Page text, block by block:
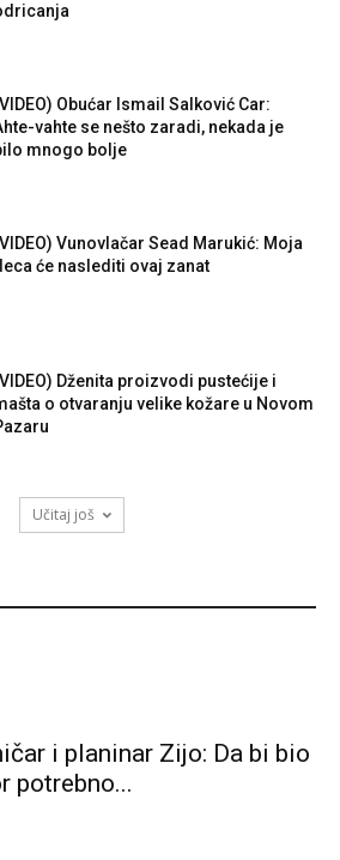
Obućar Ismail Salković Car:
vahte se nešto zaradi, nekada je
mnogo bolje
Vunovlačar Sead Marukić: Moja
će naslediti ovaj zanat
Dženita proizvodi pustećije i
o otvaranju velike kožare u Novom
Učitaj još
i planinar Zijo: Da bi bio
potrebno...